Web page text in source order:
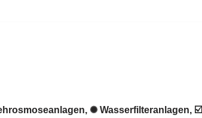
✺ Wasserfilteranlagen, ☑️